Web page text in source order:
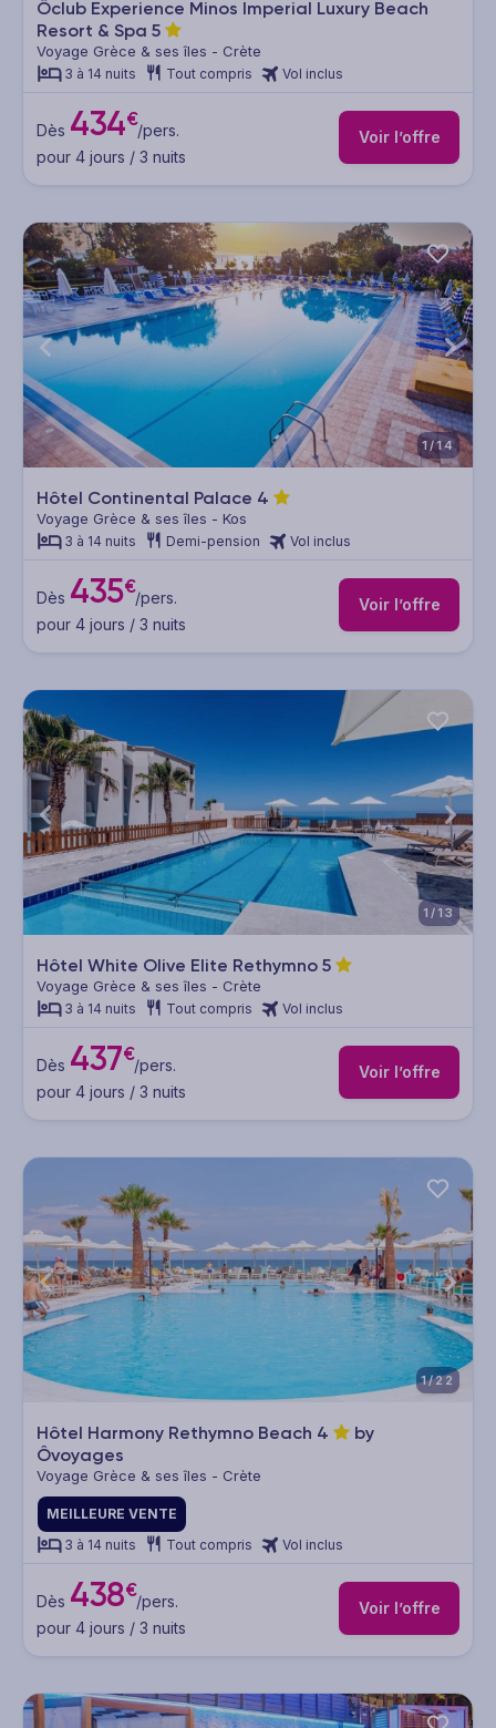
Ôclub Experience Minos Imperial Luxury Beach
Resort & Spa 5
Voyage Grèce & ses îles - Crète
3 à 14 nuits Tout compris Vol inclus
Dès 434€/pers.
pour 4 jours / 3 nuits
Voir l’offre
1/14
Hôtel Continental Palace 4
Voyage Grèce & ses îles - Kos
3 à 14 nuits Demi-pension Vol inclus
Dès 435€/pers.
pour 4 jours / 3 nuits
Voir l’offre
1/13
Hôtel White Olive Elite Rethymno 5
Voyage Grèce & ses îles - Crète
3 à 14 nuits Tout compris Vol inclus
Dès 437€/pers.
pour 4 jours / 3 nuits
Voir l’offre
1/22
Hôtel Harmony Rethymno Beach 4
by
Ôvoyages
Voyage Grèce & ses îles - Crète
MEILLEURE VENTE
3 à 14 nuits
Tout compris Vol inclus
Dès 438€/pers.
pour 4 jours / 3 nuits
Voir l’offre